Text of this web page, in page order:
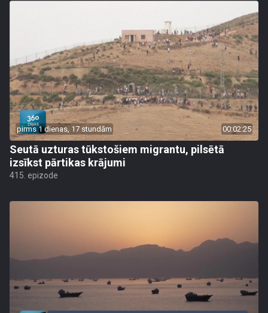
pirms 1 dienas, 17 stundām 00:02:25
Seutā uzturas tūkstošiem migrantu, pilsētā
izsīkst pārtikas krājumi
415. epizode